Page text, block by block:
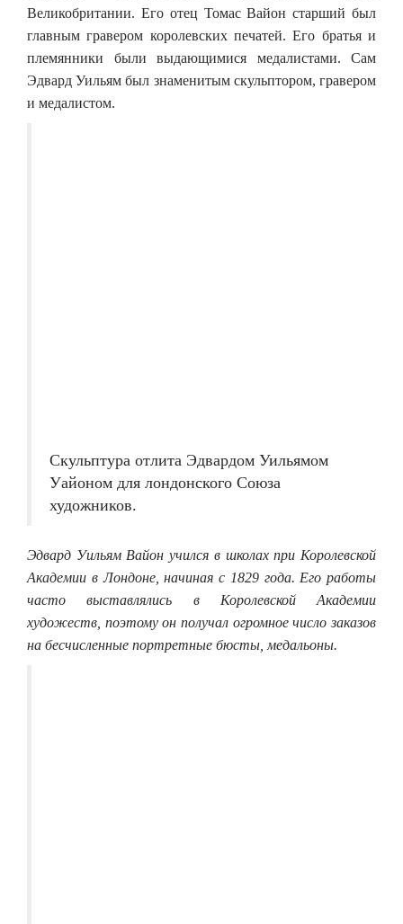
Великобритании. Его отец Томас Вайон старший был
главным гравером королевских печатей. Его братья и
племянники были выдающимися медалистами. Сам
Эдвард Уильям был знаменитым скульптором, гравером
и медалистом.
Скульптура отлита Эдвардом Уильямом
Уайоном для лондонского Союза
художников.
Эдвард Уильям Вайон учился в школах при Королевской
Академии в Лондоне, начиная с 1829 года. Его работы
часто выставлялись в Королевской Академии
художеств, поэтому он получал огромное число заказов
на бесчисленные портретные бюсты, медальоны.